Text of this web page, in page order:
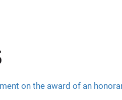
on the award of an